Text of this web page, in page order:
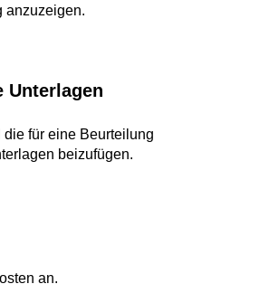
anzuzeigen.
Unterlagen
die für eine Beurteilung
beizufügen.
an.